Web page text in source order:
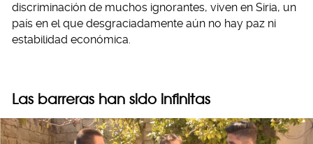
discriminación de muchos ignorantes, viven en Siria, un
país en el que desgraciadamente aún no hay paz ni
estabilidad económica.
Las barreras han sido infinitas